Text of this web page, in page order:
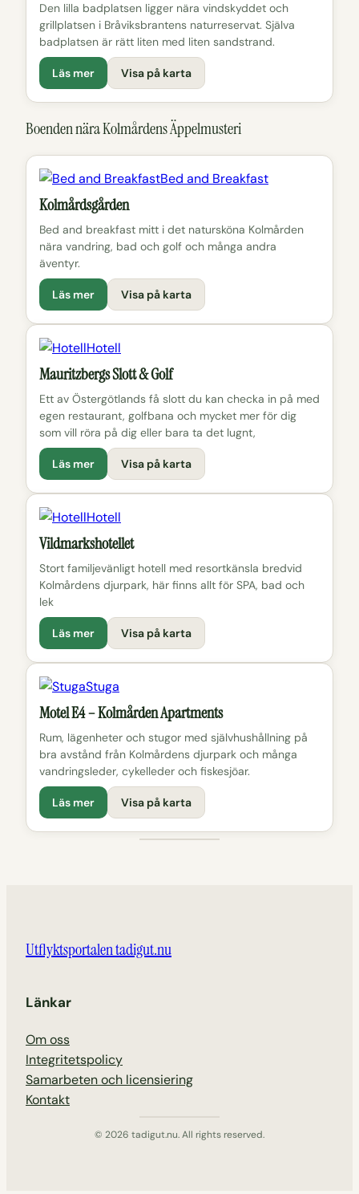
Den lilla badplatsen ligger nära vindskyddet och
grillplatsen i Bråviksbrantens naturreservat. Själva
badplatsen är rätt liten med liten sandstrand.
Läs mer Visa på karta
Boenden nära Kolmårdens Äppelmusteri
Bed and Breakfast
Kolmårdsgården
Bed and breakfast mitt i det natursköna Kolmården
nära vandring, bad och golf och många andra
äventyr.
Läs mer Visa på karta
Hotell
Mauritzbergs Slott & Golf
Ett av Östergötlands få slott du kan checka in på med
egen restaurant, golfbana och mycket mer för dig
som vill röra på dig eller bara ta det lugnt,
Läs mer Visa på karta
Hotell
Vildmarkshotellet
Stort familjevänligt hotell med resortkänsla bredvid
Kolmårdens djurpark, här finns allt för SPA, bad och
lek
Läs mer Visa på karta
Stuga
Motel E4 – Kolmården Apartments
Rum, lägenheter och stugor med självhushållning på
bra avstånd från Kolmårdens djurpark och många
vandringsleder, cykelleder och fiskesjöar.
Läs mer Visa på karta
Utflyktsportalen tadigut.nu
Länkar
Om oss
Integritetspolicy
Samarbeten och licensiering
Kontakt
© 2026 tadigut.nu. All rights reserved.